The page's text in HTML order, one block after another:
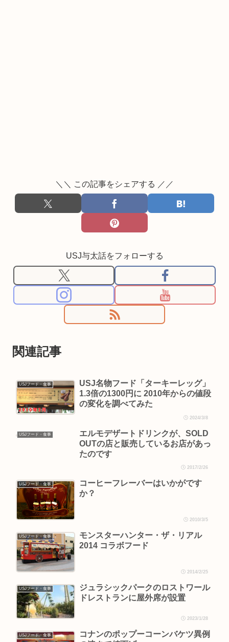
＼＼ この記事をシェアする ／／
USJ与太話をフォローする
関連記事
USJフード・食事
USJ名物フード「ターキーレッグ」
1.3倍の1300円に 2010年からの値段
の変化を調べてみた
2024/3/8
USJフード・食事
エルモデザートドリンクが、SOLD
OUTの店と販売しているお店があっ
たのです
2017/2/26
USJフード・食事
コーヒーフレーバーはいかがです
か？
2010/3/5
USJフード・食事
モンスターハンター・ザ・リアル
2014 コラボフード
2014/2/25
USJフード・食事
ジュラシックパークのロストワール
ドレストランに屋外席が設置
2023/1/28
USJフード・食事
コナンのポップーコーンバケツ異例